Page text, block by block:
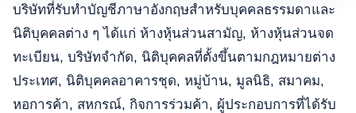
บริษัทที่รับทำบัญชีภาษาอังกฤษสำหรับบุคคลธรรมดาและ
นิติบุคคลต่าง ๆ ได้แก่ ห้างหุ้นส่วนสามัญ, ห้างหุ้นส่วนจด
ทะเบียน, บริษัทจำกัด, นิติบุคคลที่ตั้งขึ้นตามกฎหมายต่าง
ประเทศ, นิติบุคคลอาคารชุด, หมู่บ้าน, มูลนิธิ, สมาคม,
หอการค้า, สหกรณ์, กิจการร่วมค้า, ผู้ประกอบการที่ได้รับ